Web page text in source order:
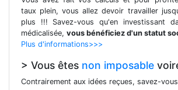
taux plein, vous allez devoir travailler
plus !!! Savez-vous qu'en investissant
médicalisée, vous bénéficiez d'un statut
Plus d'informations>>>
> Vous êtes non imposable
Contrairement aux idées reçues, savez-